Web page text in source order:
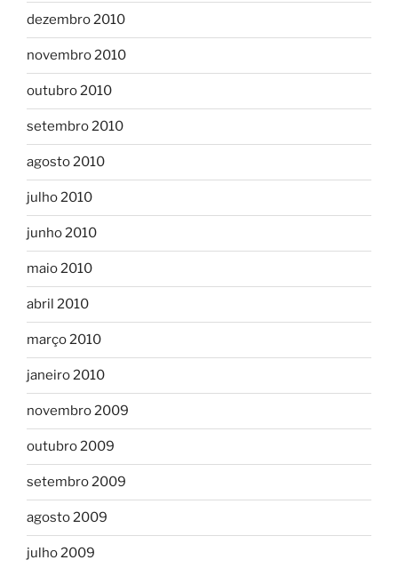
dezembro 2010
novembro 2010
outubro 2010
setembro 2010
agosto 2010
julho 2010
junho 2010
maio 2010
abril 2010
março 2010
janeiro 2010
novembro 2009
outubro 2009
setembro 2009
agosto 2009
julho 2009